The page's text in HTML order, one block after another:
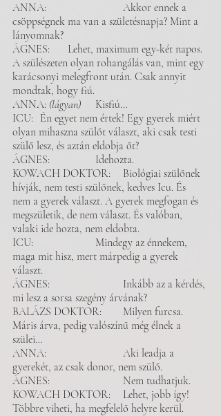
ANNA: 			Akkor ennek a
csöppségnek ma van a születésnapja? Mint a
lányomnak?
ÁGNES:	Lehet, maximum egy-két napos.
A szülészeten olyan rohangálás van, mint egy
karácsonyi melegfront után. Csak annyit
mondtak, hogy fiú.
ANNA: (lágyan)
Kisfiú…
ICU: 	Én egyet nem értek! Egy gyerek miért
olyan mihaszna szülőt választ, aki csak testi
szülő lesz, és aztán eldobja őt?
ÁGNES: 		Idehozta.
KOWACH DOKTOR: 	Biológiai szülőnek
hívják, nem testi szülőnek, kedves Icu. És
nem a gyerek választ. A gyerek megfogan és
megszületik, de nem választ. És valóban,
valaki ide hozta, nem eldobta.
ICU: 			Mindegy az énnekem,
maga mit hisz, mert márpedig a gyerek
választ.
ÁGNES:		 	Inkább az a kérdés,
mi lesz a sorsa szegény árvának?
BALÁZS DOKTOR:	Milyen furcsa.
Máris árva, pedig valószínű még élnek a
szülei…
ANNA:		 	Aki leadja a
gyerekét, az csak donor, nem szülő.
ÁGNES:			Nem tudhatjuk.
KOWACH DOKTOR: 	Lehet, jobb így!
Többre viheti, ha megfelelő helyre kerül.